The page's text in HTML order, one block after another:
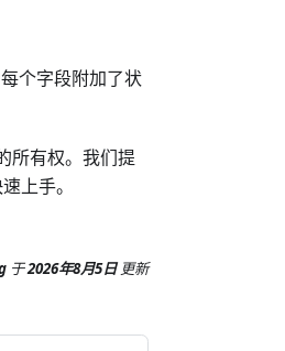
个字段附加了状
所有权。我们提
上手。
于2026年8月5日 更新